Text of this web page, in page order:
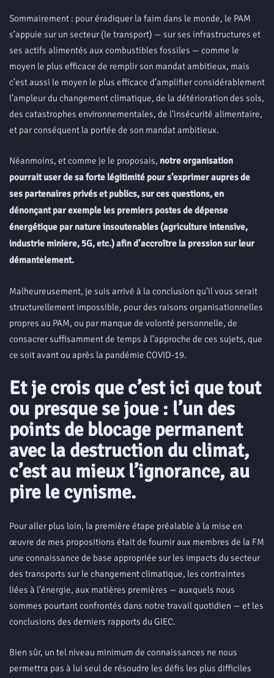
Sommairement : pour éradiquer la faim dans le monde, le PAM
s’appuie sur un secteur (le transport) — sur ses infrastructures et
ses actifs alimentés aux combustibles fossiles — comme le
moyen le plus efficace de remplir son mandat ambitieux, mais
c’est aussi le moyen le plus efficace d’amplifier considérablement
l’ampleur du changement climatique, de la détérioration des sols,
des catastrophes environnementales, de l’insécurité alimentaire,
et par conséquent la portée de son mandat ambitieux.
Néanmoins, et comme je le proposais, notre organisation
pourrait user de sa forte légitimité pour s’exprimer auprès de
ses partenaires privés et publics, sur ces questions, en
dénonçant par exemple les premiers postes de dépense
énergétique par nature insoutenables (agriculture intensive,
industrie minière, 5G, etc.) afin d’accroître la pression sur leur
démantèlement.
Malheureusement, je suis arrivé à la conclusion qu’il vous serait
structurellement impossible, pour des raisons organisationnelles
propres au PAM, ou par manque de volonté personnelle, de
consacrer suffisamment de temps à l’approche de ces sujets, que
ce soit avant ou après la pandémie COVID-19.
Et je crois que c’est ici que tout
ou presque se joue : l’un des
points de blocage permanent
avec la destruction du climat,
c’est au mieux l’ignorance, au
pire le cynisme.
Pour aller plus loin, la première étape préalable à la mise en
œuvre de mes propositions était de fournir aux membres de la FM
une connaissance de base appropriée sur les impacts du secteur
des transports sur le changement climatique, les contraintes
liées à l’énergie, aux matières premières — auxquels nous
sommes pourtant confrontés dans notre travail quotidien — et les
conclusions des derniers rapports du GIEC.
Bien sûr, un tel niveau minimum de connaissances ne nous
permettra pas à lui seul de résoudre les défis les plus difficiles